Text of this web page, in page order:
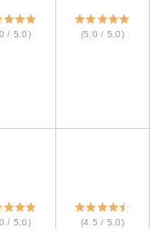
/ 5.0) (5.0 / 5.0)
/ 5.0) (4.5 / 5.0)